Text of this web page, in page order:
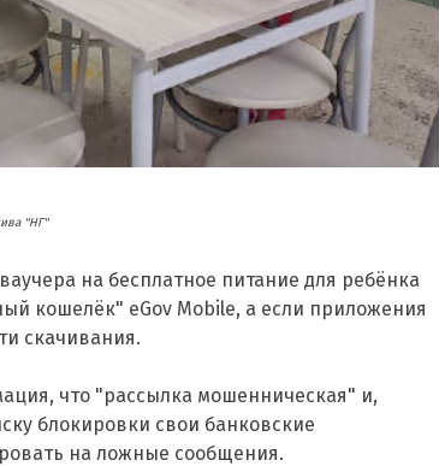
"НГ"
на бесплатное питание для ребёнка
кошелёк" eGov Mobile, а если приложения
скачивания.
что "рассылка мошенническая" и,
блокировки свои банковские
на ложные сообщения.